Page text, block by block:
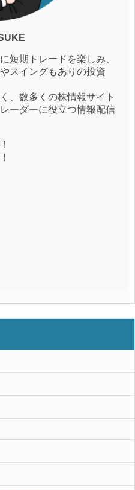
短期トレードを楽しみ、
スイングもありの投資
、数多くの株情報サイト
ーダーに役立つ情報配信